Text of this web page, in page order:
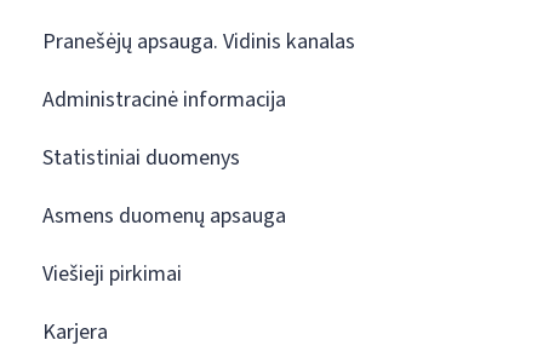
Pranešėjų apsauga. Vidinis kanalas
Administracinė informacija
Statistiniai duomenys
Asmens duomenų apsauga
Viešieji pirkimai
Karjera